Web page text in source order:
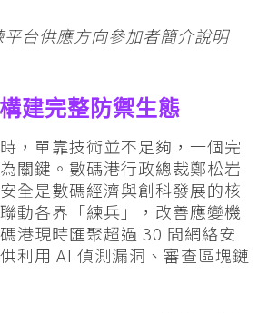
台供應方向參加者簡介說明
建完整防禦生態
，單靠技術並不足夠，一個完
關鍵。數碼港行政總裁鄭松岩
全是數碼經濟與創科發展的核
動各界「練兵」，改善應變機
港現時匯聚超過 30 間網絡安
利用 AI 偵測漏洞、審查區塊鏈